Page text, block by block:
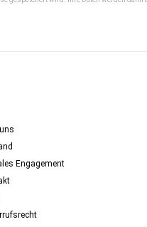
Engagement